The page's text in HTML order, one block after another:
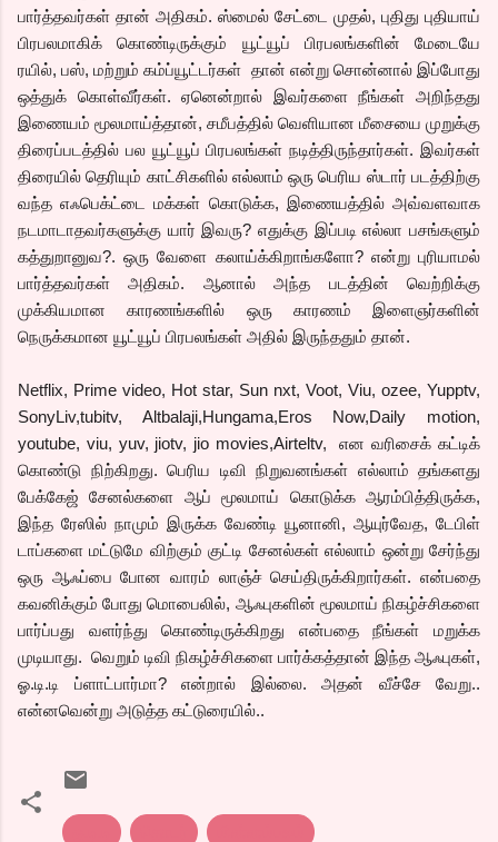
பார்த்தவர்கள் தான் அதிகம். ஸ்மைல் சேட்டை முதல், புதிது புதியாய்
பிரபலமாகிக் கொண்டிருக்கும் யூட்யூப் பிரபலங்களின் மேடையே
ரயில், பஸ், மற்றும் கம்ப்யூட்டர்கள் தான் என்று சொன்னால் இப்போது
ஒத்துக் கொள்வீர்கள். ஏனென்றால் இவர்களை நீங்கள் அறிந்தது
இணையம் மூலமாய்த்தான், சமீபத்தில் வெளியான மீசையை முறுக்கு
திரைப்படத்தில் பல யூட்யூப் பிரபலங்கள் நடித்திருந்தார்கள். இவர்கள்
திரையில் தெரியும் காட்சிகளில் எல்லாம் ஒரு பெரிய ஸ்டார் படத்திற்கு
வந்த எஃபெக்ட்டை மக்கள் கொடுக்க, இணையத்தில் அவ்வளவாக
நடமாடாதவர்களுக்கு யார் இவரு? எதுக்கு இப்படி எல்லா பசங்களும்
கத்துறானுவ?. ஒரு வேளை கலாய்க்கிறாங்களோ? என்று புரியாமல்
பார்த்தவர்கள் அதிகம். ஆனால் அந்த படத்தின் வெற்றிக்கு
முக்கியமான காரணங்களில் ஒரு காரணம் இளைஞர்களின்
நெருக்கமான யூட்யூப் பிரபலங்கள் அதில் இருந்ததும் தான்.
Netflix, Prime video, Hot star, Sun nxt, Voot, Viu, ozee, Yupptv,
SonyLiv,tubitv, Altbalaji,Hungama,Eros Now,Daily motion,
youtube, viu, yuv, jiotv, jio movies,Airteltv, என வரிசைக் கட்டிக்
கொண்டு நிற்கிறது. பெரிய டிவி நிறுவனங்கள் எல்லாம் தங்களது
பேக்கேஜ் சேனல்களை ஆப் மூலமாய் கொடுக்க ஆரம்பித்திருக்க,
இந்த ரேஸில் நாமும் இருக்க வேண்டி யூனானி, ஆயுர்வேத, டேபிள்
டாப்களை மட்டுமே விற்கும் குட்டி சேனல்கள் எல்லாம் ஒன்று சேர்ந்து
ஒரு ஆஃப்பை போன வாரம் லாஞ்ச் செய்திருக்கிறார்கள். என்பதை
கவனிக்கும் போது மொபைலில், ஆஃபுகளின் மூலமாய் நிகழ்ச்சிகளை
பார்ப்பது வளர்ந்து கொண்டிருக்கிறது என்பதை நீங்கள் மறுக்க
முடியாது. வெறும் டிவி நிகழ்ச்சிகளை பார்க்கத்தான் இந்த ஆஃபுகள்,
ஓ.டி.டி ப்ளாட்பார்மா? என்றால் இல்லை. அதன் வீச்சே வேறு..
என்னவென்று அடுத்த கட்டுரையில்..